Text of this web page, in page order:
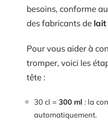
besoins, conforme
des fabricants de lait
Pour vous aider à
tromper, voici les
tête :
30 cl = 300 ml : la
automatiquement.